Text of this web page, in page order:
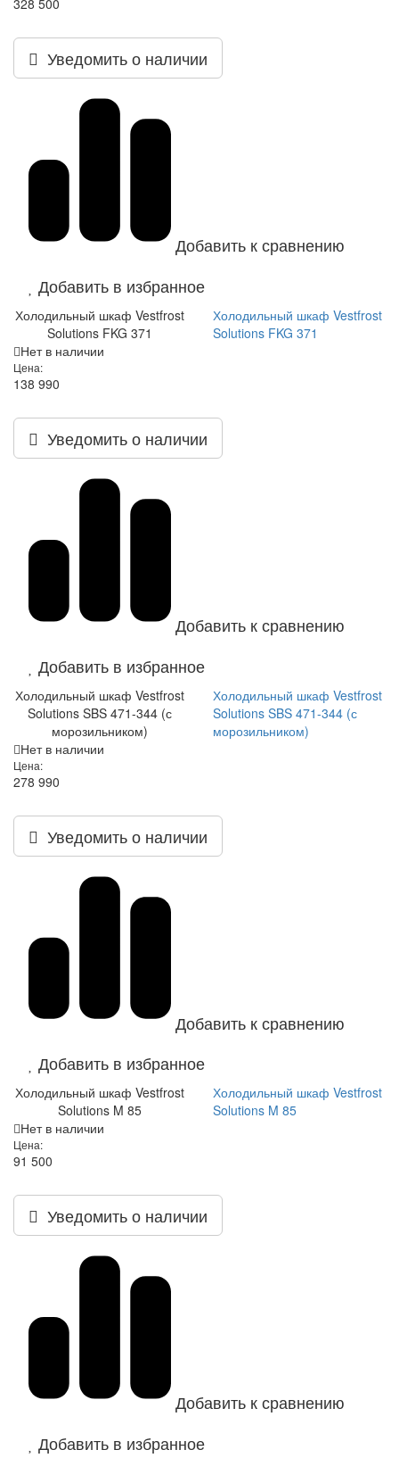
Уведомить о наличии
Добавить к сравнению
Добавить в избранное
Холодильный шкаф Vestfrost
Solutions FKG 371
Холодильный шкаф Vestfrost
Solutions FKG 371
Нет в наличии
Цена:
138 990
Уведомить о наличии
Добавить к сравнению
Добавить в избранное
Холодильный шкаф Vestfrost
Solutions SBS 471-344 (с
морозильником)
Холодильный шкаф Vestfrost
Solutions SBS 471-344 (с
морозильником)
Нет в наличии
Цена:
278 990
Уведомить о наличии
Добавить к сравнению
Добавить в избранное
Холодильный шкаф Vestfrost
Solutions M 85
Холодильный шкаф Vestfrost
Solutions M 85
Нет в наличии
Цена:
91 500
Уведомить о наличии
Добавить к сравнению
Добавить в избранное